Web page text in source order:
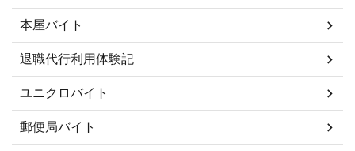
本屋バイト
退職代行利用体験記
ユニクロバイト
郵便局バイト